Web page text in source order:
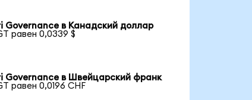
Governance в Канадский доллар
равен 0,0339 $
Governance в Швейцарский франк
равен 0,0196 CHF